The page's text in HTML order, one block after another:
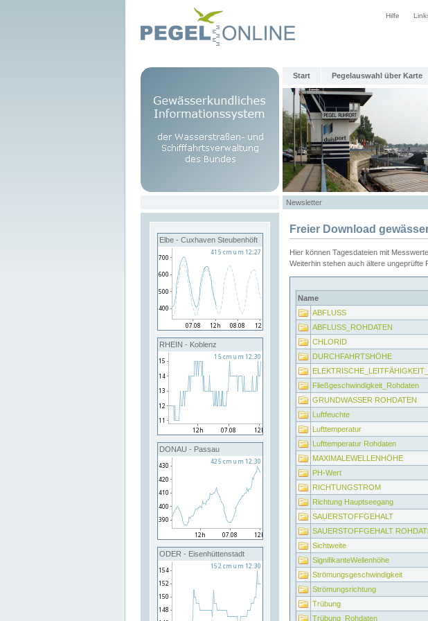
Hilfe
Start Pegelauswahl über Karte
Newsletter
Elbe - Cuxhaven Steubenhöft
RHEIN - Koblenz
DONAU - Passau
ODER - Eisenhüttenstadt
Freier Download
Hier können Tagesdateien mit
Weiterhin stehen auch ältere ungeprüfte
Name
ABFLUSS
ABFLUSS_ROHDATEN
CHLORID
DURCHFAHRTSHÖHE
Fließgeschwindigkeit_Rohdaten
GRUNDWASSER ROHDATEN
Luftfeuchte
Lufttemperatur
Lufttemperatur Rohdaten
MAXIMALEWELLENHÖHE
PH-Wert
RICHTUNGSTROM
Richtung Hauptseegang
SAUERSTOFFGEHALT
SAUERSTOFFGEHALT
Sichtweite
SignifikanteWellenhöhe
Strömungsgeschwindigkeit
Strömungsrichtung
Trübung
Trübung_Rohdaten